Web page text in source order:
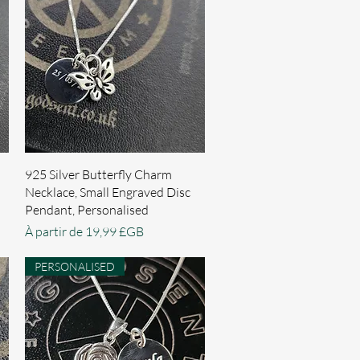
Aperçu rapide
925 Silver Butterfly Charm
Necklace, Small Engraved Disc
Pendant, Personalised
À partir de 19,99 £GB
Prix promotionnel
PERSONALISED